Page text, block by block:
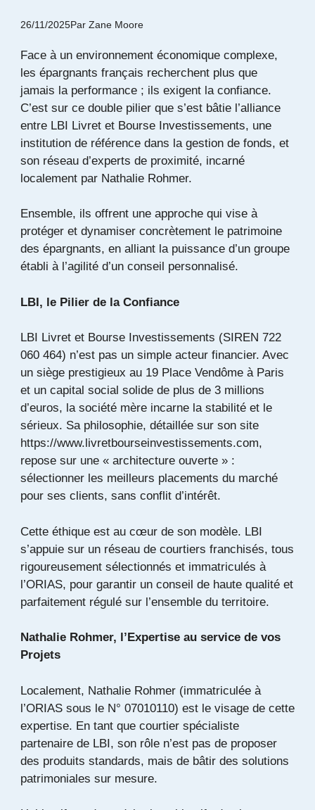
26/11/2025Par Zane Moore
Face à un environnement économique complexe,
les épargnants français recherchent plus que
jamais la performance ; ils exigent la confiance.
C’est sur ce double pilier que s’est bâtie l’alliance
entre LBI Livret et Bourse Investissements, une
institution de référence dans la gestion de fonds, et
son réseau d’experts de proximité, incarné
localement par Nathalie Rohmer.
Ensemble, ils offrent une approche qui vise à
protéger et dynamiser concrètement le patrimoine
des épargnants, en alliant la puissance d’un groupe
établi à l’agilité d’un conseil personnalisé.
LBI, le Pilier de la Confiance
LBI Livret et Bourse Investissements (SIREN 722
060 464) n’est pas un simple acteur financier. Avec
un siège prestigieux au 19 Place Vendôme à Paris
et un capital social solide de plus de 3 millions
d’euros, la société mère incarne la stabilité et le
sérieux. Sa philosophie, détaillée sur son site
https://www.livretbourseinvestissements.com,
repose sur une « architecture ouverte » :
sélectionner les meilleurs placements du marché
pour ses clients, sans conflit d’intérêt.
Cette éthique est au cœur de son modèle. LBI
s’appuie sur un réseau de courtiers franchisés, tous
rigoureusement sélectionnés et immatriculés à
l’ORIAS, pour garantir un conseil de haute qualité et
parfaitement régulé sur l’ensemble du territoire.
Nathalie Rohmer, l’Expertise au service de vos
Projets
Localement, Nathalie Rohmer (immatriculée à
l’ORIAS sous le N° 07010110) est le visage de cette
expertise. En tant que courtier spécialiste
partenaire de LBI, son rôle n’est pas de proposer
des produits standards, mais de bâtir des solutions
patrimoniales sur mesure.